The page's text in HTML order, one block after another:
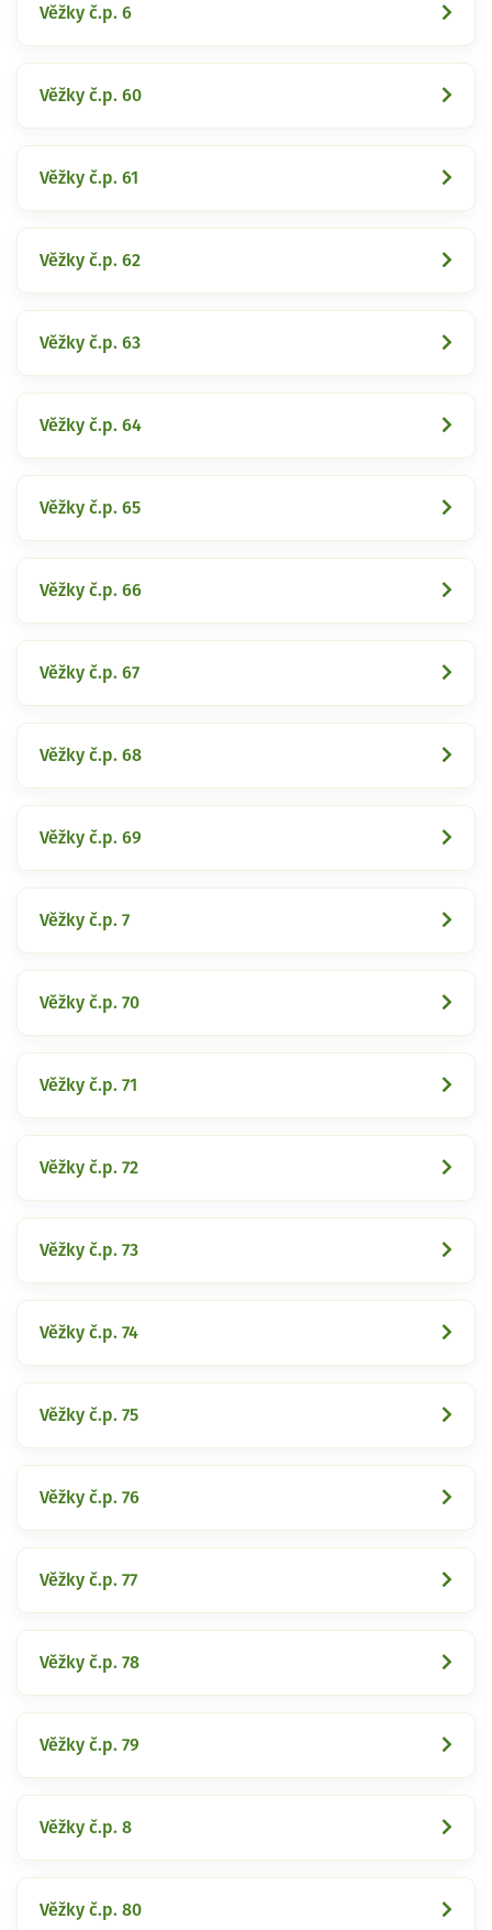
Věžky č.p. 6
Věžky č.p. 60
Věžky č.p. 61
Věžky č.p. 62
Věžky č.p. 63
Věžky č.p. 64
Věžky č.p. 65
Věžky č.p. 66
Věžky č.p. 67
Věžky č.p. 68
Věžky č.p. 69
Věžky č.p. 7
Věžky č.p. 70
Věžky č.p. 71
Věžky č.p. 72
Věžky č.p. 73
Věžky č.p. 74
Věžky č.p. 75
Věžky č.p. 76
Věžky č.p. 77
Věžky č.p. 78
Věžky č.p. 79
Věžky č.p. 8
Věžky č.p. 80